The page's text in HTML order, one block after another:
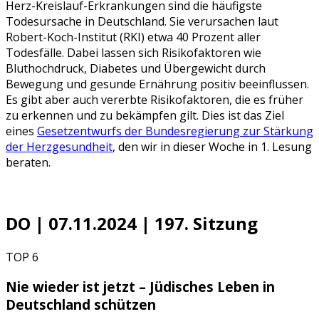
Herz-Kreislauf-Erkrankungen sind die häufigste
Todesursache in Deutschland. Sie verursachen laut
Robert-Koch-Institut (RKI) etwa 40 Prozent aller
Todesfälle. Dabei lassen sich Risikofaktoren wie
Bluthochdruck, Diabetes und Übergewicht durch
Bewegung und gesunde Ernährung positiv beeinflussen.
Es gibt aber auch vererbte Risikofaktoren, die es früher
zu erkennen und zu bekämpfen gilt. Dies ist das Ziel
eines Gesetzentwurfs der Bundesregierung zur Stärkung
der Herzgesundheit, den wir in dieser Woche in 1. Lesung
beraten.
DO | 07.11.2024 | 197. Sitzung
TOP 6
Nie wieder ist jetzt – Jüdisches Leben in
Deutschland schützen